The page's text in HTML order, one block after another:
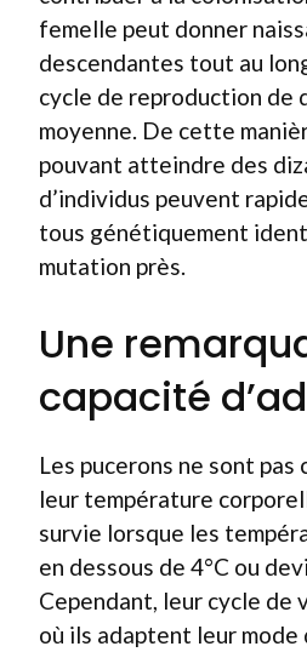
femelle peut donner
descendantes tout au
cycle de reproduction de
moyenne. De cette
pouvant atteindre des
d’individus peuvent
tous génétiquement
mutation près.
Une
capacité
Les pucerons ne sont
leur température
survie lorsque les
en dessous de 4°C ou
Cependant, leur cycle de
où ils adaptent leur